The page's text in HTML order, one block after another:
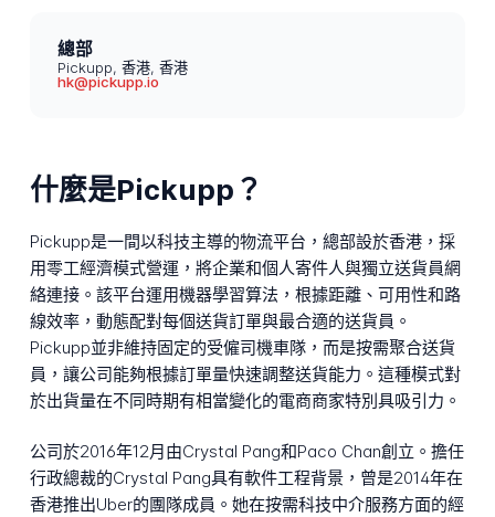
總部
Pickupp, 香港, 香港
hk@pickupp.io
什麼是Pickupp？
Pickupp是一間以科技主導的物流平台，總部設於香港，採
用零工經濟模式營運，將企業和個人寄件人與獨立送貨員網
絡連接。該平台運用機器學習算法，根據距離、可用性和路
線效率，動態配對每個送貨訂單與最合適的送貨員。
Pickupp並非維持固定的受僱司機車隊，而是按需聚合送貨
員，讓公司能夠根據訂單量快速調整送貨能力。這種模式對
於出貨量在不同時期有相當變化的電商商家特別具吸引力。
公司於2016年12月由Crystal Pang和Paco Chan創立。擔任
行政總裁的Crystal Pang具有軟件工程背景，曾是2014年在
香港推出Uber的團隊成員。她在按需科技中介服務方面的經